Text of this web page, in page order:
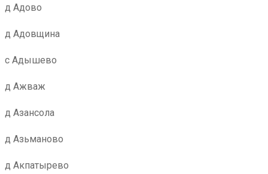
д Адово
д Адовщина
с Адышево
д Ажваж
д Азансола
д Азьманово
д Акпатырево